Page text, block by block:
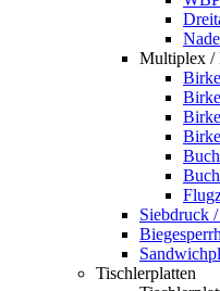
Multiplex /
Siebdruck
Tischlerplatten